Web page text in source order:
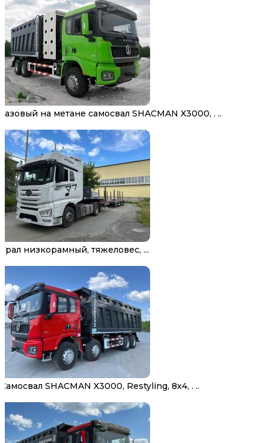
Газовый на метане самосвал SHACMAN X3000, . ..
Трал низкорамный, тяжеловес, ...
Самосвал SHACMAN X3000, Restyling, 8х4, . ..